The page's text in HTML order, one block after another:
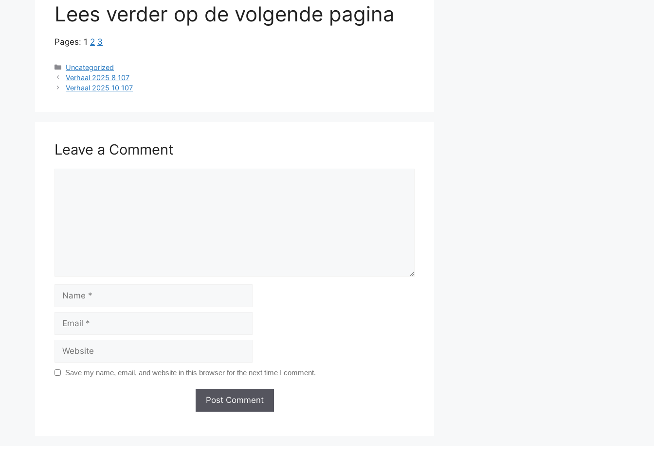
Lees verder op de volgende pagina
Pages: 1 2 3
Categories
Uncategorized
Verhaal 2025 8 107
Verhaal 2025 10 107
Leave a Comment
Save my name, email, and website in this browser for the next time I comment.